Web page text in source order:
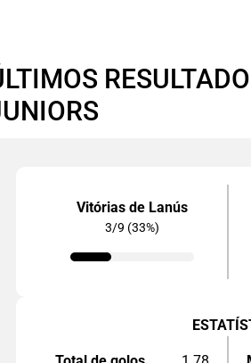
Vitórias de Lanús
3/9 (33%)